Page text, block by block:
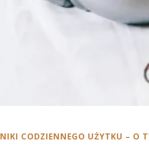
CODZIENNEGO UŻYTKU – O